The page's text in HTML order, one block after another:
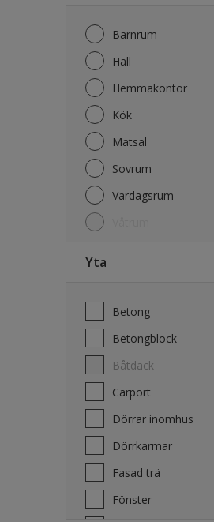
Barnrum
Hall
Hemmakontor
Kök
Matsal
Sovrum
Vardagsrum
Yta
Betong
Betongblock
Båtdäck
Carport
Dörrar inomhus
Dörrkarmar
Fasad trä
Fönster